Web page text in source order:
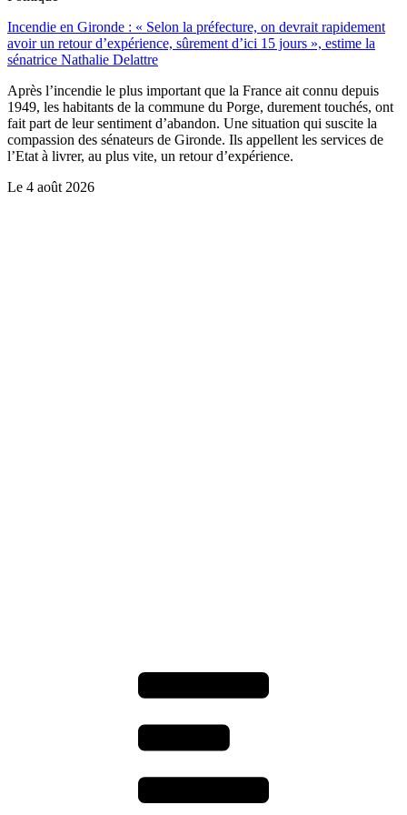
Incendie en Gironde : « Selon la préfecture, on devrait rapidement
avoir un retour d’expérience, sûrement d’ici 15 jours », estime la
sénatrice Nathalie Delattre
Après l’incendie le plus important que la France ait connu depuis
1949, les habitants de la commune du Porge, durement touchés, ont
fait part de leur sentiment d’abandon. Une situation qui suscite la
compassion des sénateurs de Gironde. Ils appellent les services de
l’Etat à livrer, au plus vite, un retour d’expérience.
Le 4 août 2026